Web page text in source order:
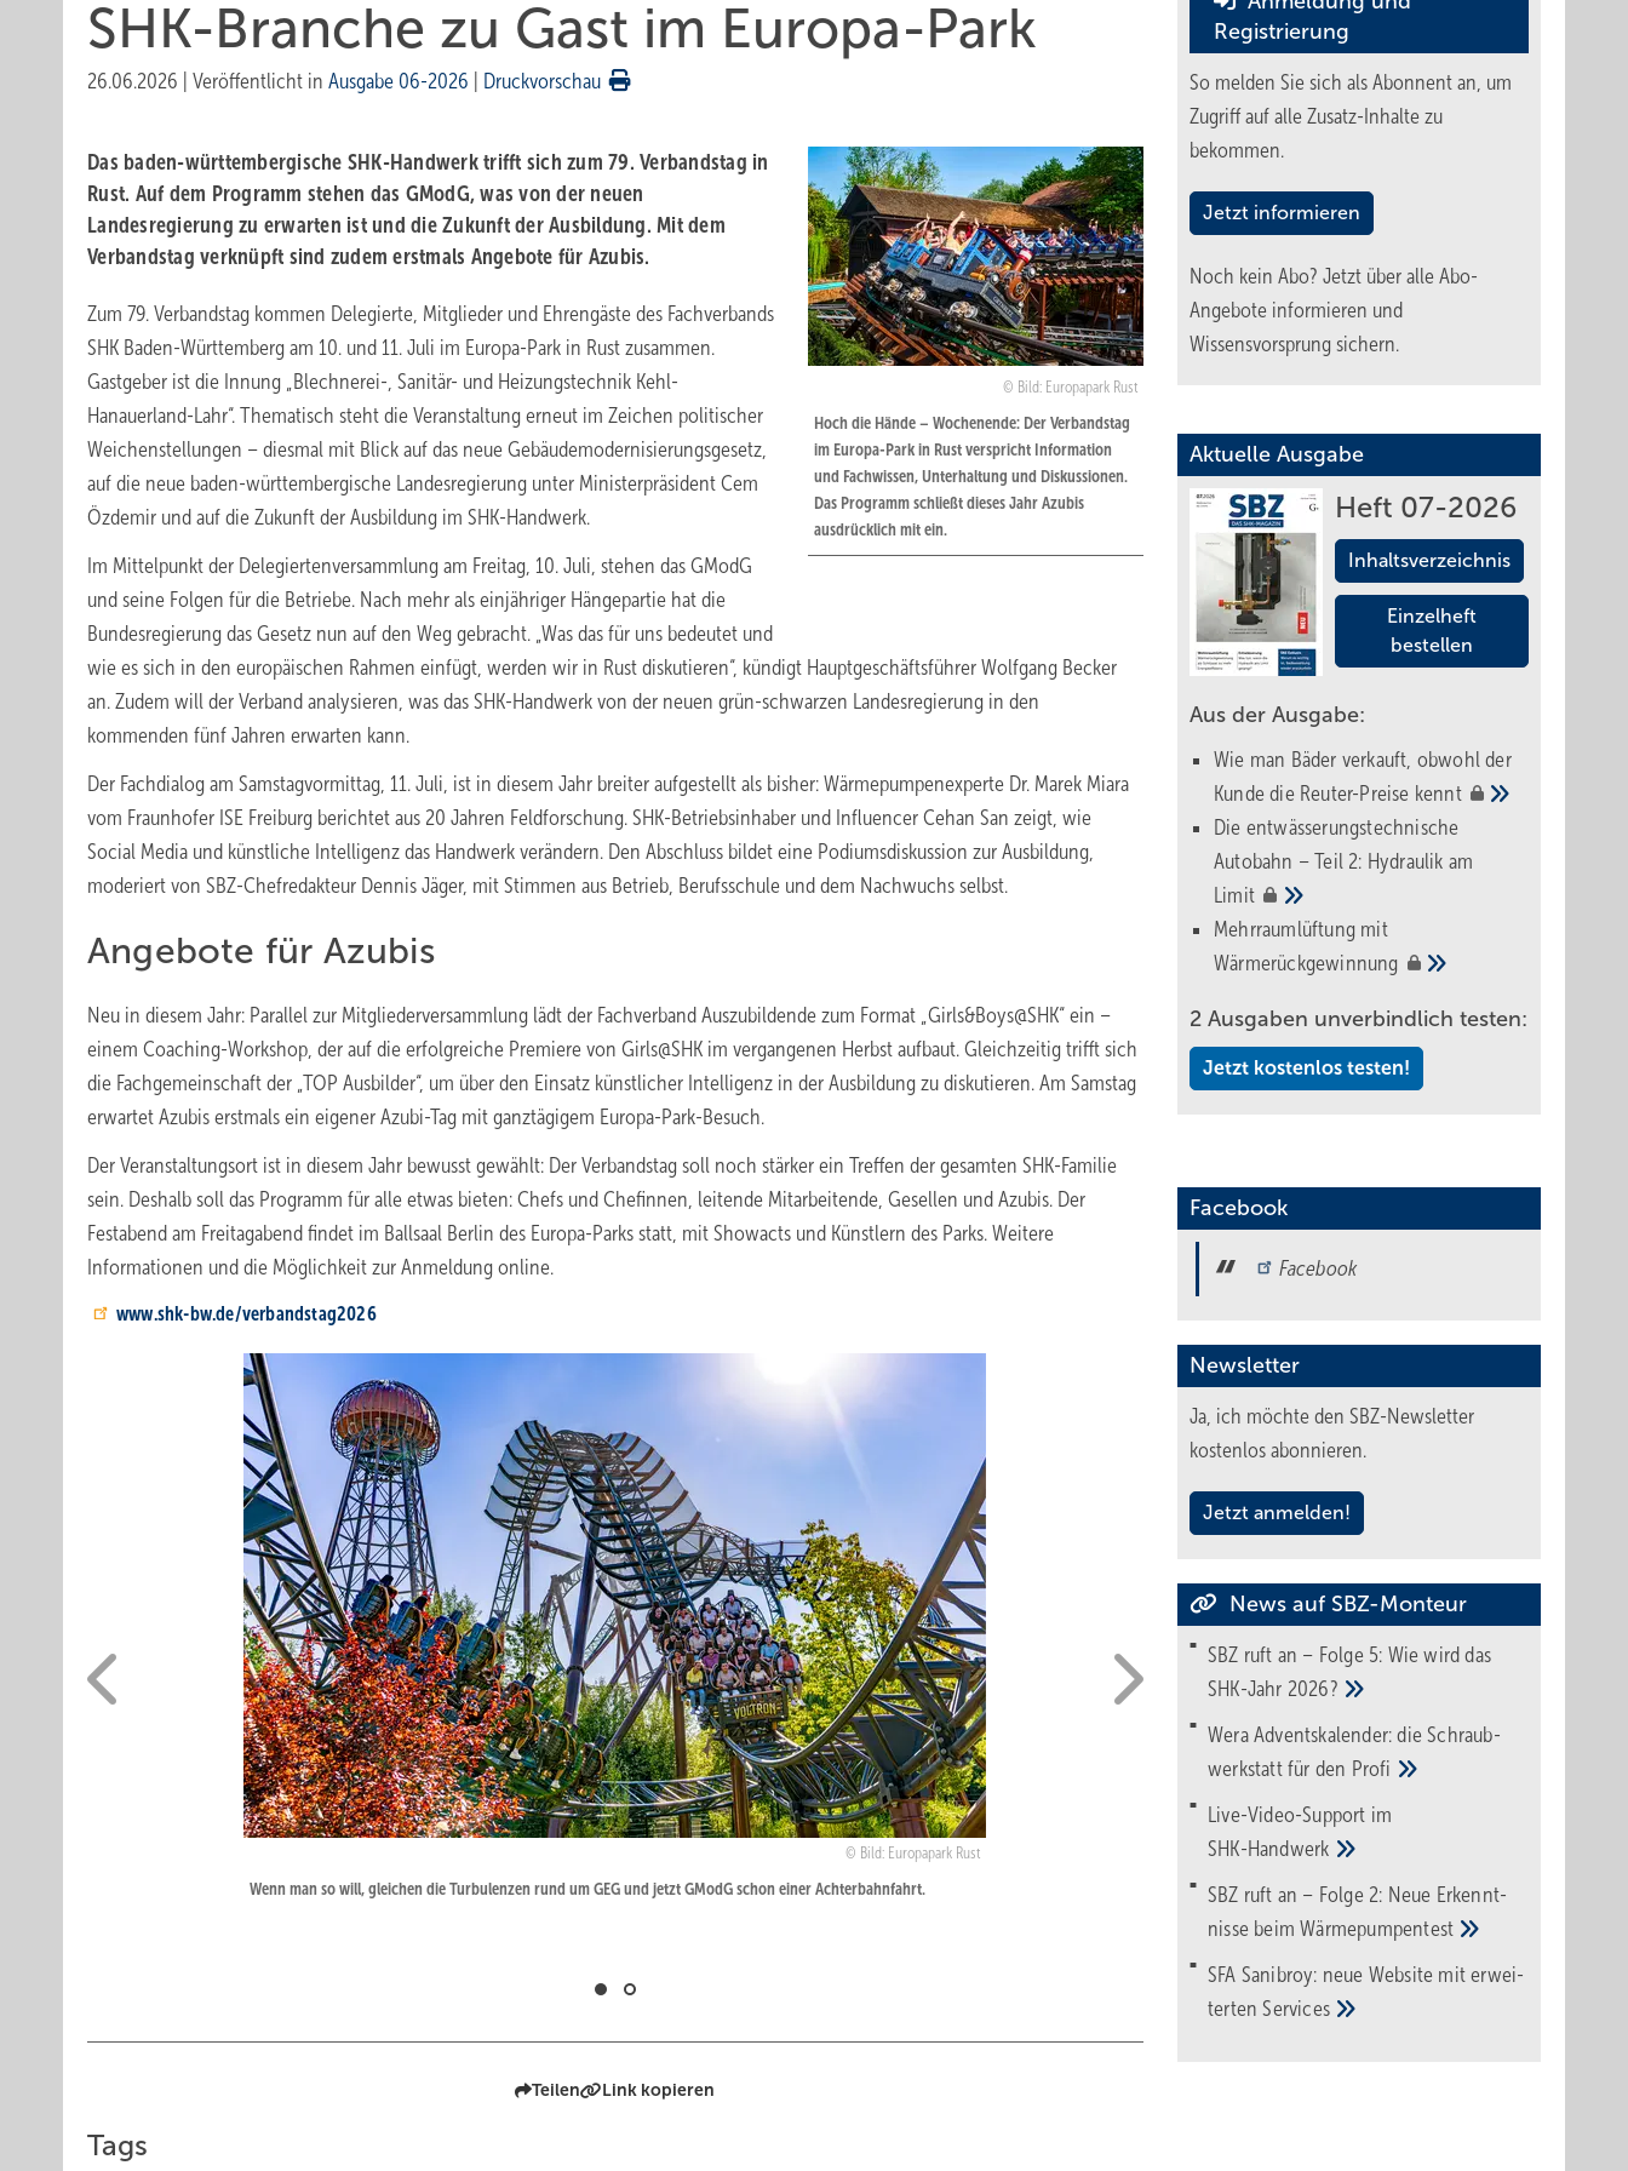
SHK-Branche zu Gast im Europa-Park
26.06.2026 Veröffentlicht in Ausgabe 06-2026 Druckvorschau
Bild: Europapark Rust
Hoch die Hände – Wochenende: Der Verbandstag
im Europa-Park in Rust verspricht Information
und Fachwissen, Unterhaltung und Diskussionen.
Das Programm schließt dieses Jahr Azubis
ausdrücklich mit ein.
Das baden-württembergische SHK-Handwerk trifft sich zum 79. Verbandstag in
Rust. Auf dem Programm stehen das GModG, was von der neuen
Landesregierung zu erwarten ist und die Zukunft der Ausbildung. Mit dem
Verbandstag verknüpft sind zudem erstmals Angebote für Azubis.
Zum 79. Verbandstag kommen Delegierte, Mitglieder und Ehrengäste des Fachverbands
SHK Baden-Württemberg am 10. und 11. Juli im Europa-Park in Rust zusammen.
Gastgeber ist die Innung „Blechnerei-, Sanitär- und Heizungstechnik Kehl-
Hanauerland-Lahr“. Thematisch steht die Veranstaltung erneut im Zeichen politischer
Weichenstellungen – diesmal mit Blick auf das neue Gebäudemodernisierungsgesetz,
auf die neue baden-württembergische Landesregierung unter Ministerpräsident Cem
Özdemir und auf die Zukunft der Ausbildung im SHK-Handwerk.
Im Mittelpunkt der Delegiertenversammlung am Freitag, 10. Juli, stehen das GModG
und seine Folgen für die Betriebe. Nach mehr als einjähriger Hängepartie hat die
Bundesregierung das Gesetz nun auf den Weg gebracht. „Was das für uns bedeutet und
wie es sich in den europäischen Rahmen einfügt, werden wir in Rust diskutieren“, kündigt Hauptgeschäftsführer Wolfgang Becker
an. Zudem will der Verband analysieren, was das SHK-Handwerk von der neuen grün-schwarzen Landesregierung in den
kommenden fünf Jahren erwarten kann.
Der Fachdialog am Samstagvormittag, 11. ­Juli, ist in diesem Jahr breiter aufgestellt als bisher: Wärmepumpenexperte Dr. Marek Miara
vom Fraunhofer ISE Freiburg berichtet aus 20 Jahren Feldforschung. SHK-Betriebsinhaber und Influencer Cehan San zeigt, wie
Social Media und künstliche Intelligenz das Handwerk verändern. Den Abschluss bildet eine Podiumsdiskussion zur Ausbildung,
moderiert von SBZ-Chefredakteur Dennis Jäger, mit Stimmen aus Betrieb, Berufsschule und dem Nachwuchs selbst.
Angebote für Azubis
Neu in diesem Jahr: Parallel zur Mitgliederversammlung lädt der Fachverband Auszubildende zum Format „Girls&Boys@SHK“ ein –
einem Coaching-Workshop, der auf die erfolgreiche Premiere von Girls@SHK im vergangenen Herbst aufbaut. Gleichzeitig trifft sich
die Fachgemeinschaft der „TOP Ausbilder“, um über den Einsatz künstlicher Intelligenz in der Ausbildung zu diskutieren. Am Samstag
erwartet Azubis erstmals ein eigener Azubi-Tag mit ganztägigem Europa-Park-Besuch.
Der Veranstaltungsort ist in diesem Jahr bewusst gewählt: Der Verbandstag soll noch stärker ein Treffen der gesamten SHK-Familie
sein. Deshalb soll das Programm für alle etwas bieten: Chefs und Chefinnen, leitende Mitarbeitende, Gesellen und Azubis. Der
Festabend am Freitagabend findet im Ballsaal Berlin des Europa-Parks statt, mit Showacts und Künstlern des Parks. Weitere
Informationen und die Möglichkeit zur Anmeldung online.
www.shk-bw.de/verbandstag2026
Bild: Europapark Rust
Wenn man so will, gleichen die Turbulenzen rund um GEG und jetzt GModG schon einer Achterbahnfahrt.
Der Fachverbandsvorsitzende Stefan Menrath (rechts) und Hauptgeschäftsführer
freuen sich auf die SHK-Familie im Europa-Park.
Teilen Link kopieren
Tags
Registrierung
So melden Sie sich als Abonnent an, um
Zugriff auf alle Zusatz-Inhalte zu
bekommen.
Jetzt informieren
Noch kein Abo? Jetzt über alle Abo-
Angebote informieren und
Wissensvorsprung sichern.
Aktuelle Ausgabe
Heft 07-2026
Inhaltsverzeichnis
Einzelheft
bestellen
Aus der Ausgabe:
Wie man Bäder verkauft, obwohl der
Kunde die Reuter-Preise kennt
Die entwässerungstechnische
Autobahn – Teil 2: Hydraulik am
Limit
Mehrraumlüftung mit
Wärmerückgewinnung
2 Ausgaben unverbindlich testen:
Jetzt kostenlos testen!
Facebook
Facebook
Newsletter
Ja, ich möchte den SBZ-Newsletter
kostenlos abonnieren.
Jetzt anmelden!
News auf SBZ-Monteur
SBZ ruft an – Folge 5: Wie wird das
SHK-Jahr 2026?
Wera Adventskalender: die Schraub­
werk­statt für den Pro­fi
Live-Video-Support im
SHK-Handwerk
SBZ ruft an – Folge 2: Neue Erkennt­
nisse beimWärme­pumpen­test
SFA Sanibroy: neue Web­site mit erwei­
tertenServices